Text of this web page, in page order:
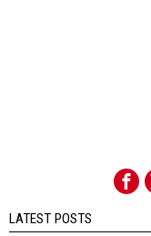
LATEST POSTS